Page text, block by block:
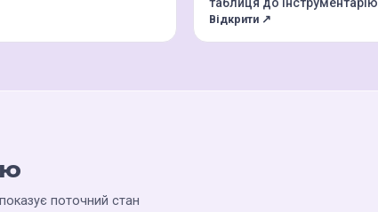
Відкрити ↗
поточний стан